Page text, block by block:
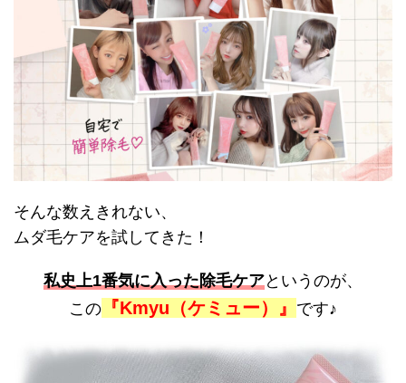
そんな数えきれない、
ムダ毛ケアを試してきた！
私史上1番気に入った除毛ケアというのが、
この 『Kmyu（ケミュー）』 です♪